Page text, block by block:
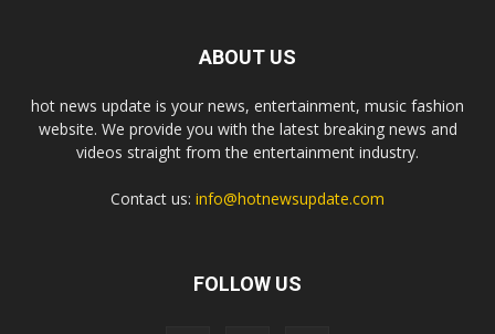
ABOUT US
hot news update is your news, entertainment, music fashion
website. We provide you with the latest breaking news and
videos straight from the entertainment industry.
Contact us: info@hotnewsupdate.com
FOLLOW US